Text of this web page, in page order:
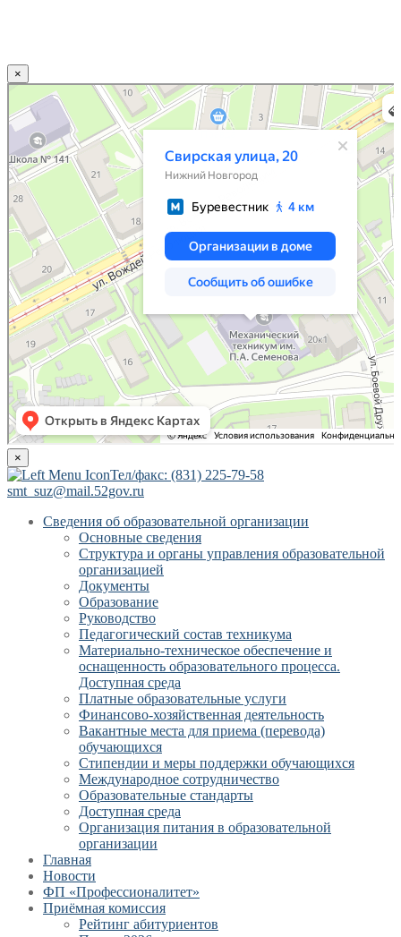
×
Нижний Новгород
Свирская улица, 20 — Яндекс.Карты
×
Тел/факс: (831) 225-79-58
smt_suz@mail.52gov.ru
Сведения об образовательной организации
Основные сведения
Структура и органы управления образовательной
организацией
Документы
Образование
Руководство
Педагогический состав техникума
Материально-техническое обеспечение и
оснащенность образовательного процесса.
Доступная среда
Платные образовательные услуги
Финансово-хозяйственная деятельность
Вакантные места для приема (перевода)
обучающихся
Стипендии и меры поддержки обучающихся
Международное сотрудничество
Образовательные стандарты
Доступная среда
Организация питания в образовательной
организации
Главная
Новости
ФП «Профессионалитет»
Приёмная комиссия
Рейтинг абитуриентов